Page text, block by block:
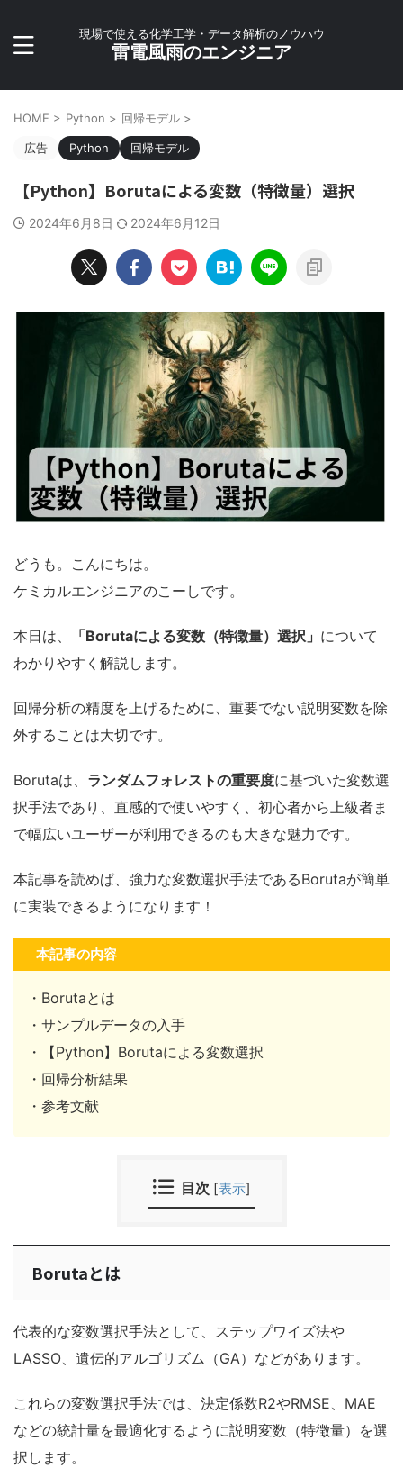
現場で使える化学工学・データ解析のノウハウ
雷電風雨のエンジニア
HOME > Python > 回帰モデル >
広告 Python 回帰モデル
【Python】Borutaによる変数（特徴量）選択
2024年6月8日 2024年6月12日
どうも。こんにちは。
ケミカルエンジニアのこーしです。
本日は、 「Borutaによる変数（特徴量）選択」 について
わかりやすく解説します。
回帰分析の精度を上げるために、重要でない説明変数を除
外することは大切です。
Borutaは、 ランダムフォレストの重要度に基づいた変数選
択手法であり、直感的で使いやすく、初心者から上級者ま
で幅広いユーザーが利用できるのも大きな魅力です。
本記事を読めば、強力な変数選択手法であるBorutaが簡単
に実装できるようになります！
本記事の内容
・Borutaとは
・サンプルデータの入手
・【Python】Borutaによる変数選択
・回帰分析結果
・参考文献
目次 [表示]
Borutaとは
代表的な変数選択手法として、ステップワイズ法や
LASSO、遺伝的アルゴリズム（GA）などがあります。
これらの変数選択手法では、決定係数R2やRMSE、MAE
などの統計量を最適化するように説明変数（特徴量）を選
択します。